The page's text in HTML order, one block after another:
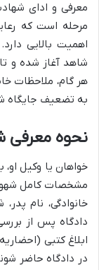
معرفی و ادای
مرحله است که
اهمیت بالایی
شاهد آغاز شده و
هر گام، ملاحظات
به تضعیف جایگاه
نحوه معرفی
خواهان یا وکیل او،
مشخصات کامل شهود
خانوادگی، نام
دادگاه پس از
ابلاغ کتبی
در دادگاه حاضر